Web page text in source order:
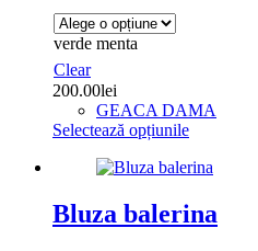
pagina
produsului.
verde menta
Clear
200.00lei
GEACA DAMA
Selectează opțiunileAcest
are
multe
variații.
Bluza balerina